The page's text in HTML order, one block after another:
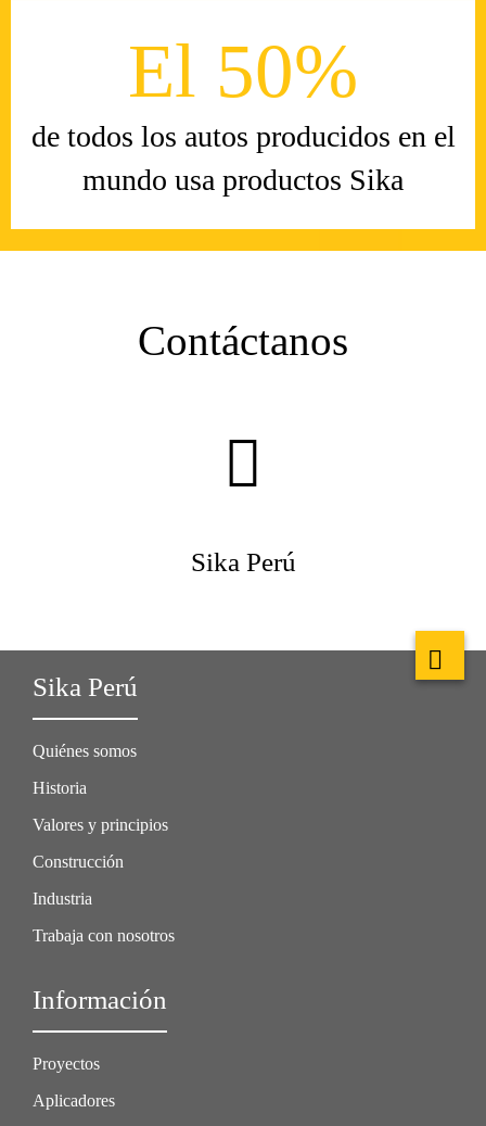
El 50%
de todos los autos producidos en el
mundo usa productos Sika
Contáctanos
Sika Perú
Sika Perú
Quiénes somos
Historia
Valores y principios
Construcción
Industria
Trabaja con nosotros
Información
Proyectos
Aplicadores